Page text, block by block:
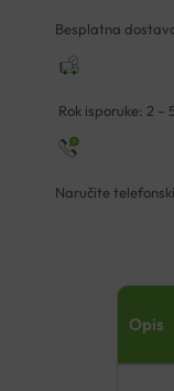
ZA
KOŽU
50ML
količina
Besplatna
Rok isporuke: 2 –
Naručite telefonski
Opis